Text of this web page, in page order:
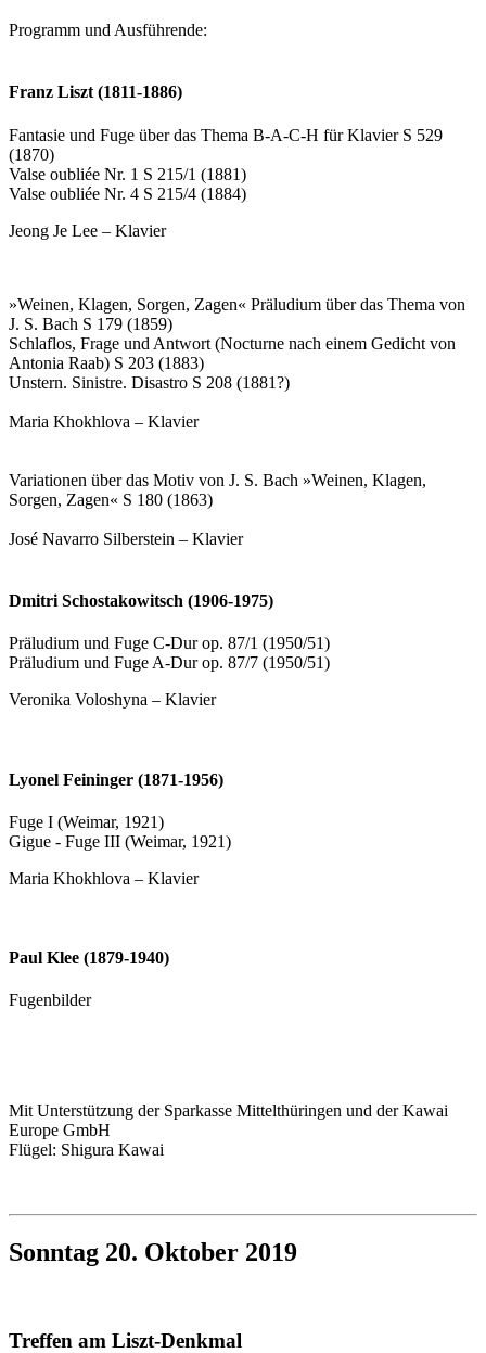
Programm und Ausführende:
Franz Liszt (1811-1886)
Fantasie und Fuge über das Thema B-A-C-H für Klavier S 529
(1870)
Valse oubliée Nr. 1 S 215/1 (1881)
Valse oubliée Nr. 4 S 215/4 (1884)
Jeong Je Lee – Klavier
»Weinen, Klagen, Sorgen, Zagen« Präludium über das Thema von
J. S. Bach S 179 (1859)
Schlaflos, Frage und Antwort (Nocturne nach einem Gedicht von
Antonia Raab) S 203 (1883)
Unstern. Sinistre. Disastro S 208 (1881?)
Maria Khokhlova – Klavier
Variationen über das Motiv von J. S. Bach »Weinen, Klagen,
Sorgen, Zagen« S 180 (1863)
José Navarro Silberstein – Klavier
Dmitri Schostakowitsch (1906-1975)
Präludium und Fuge C-Dur op. 87/1 (1950/51)
Präludium und Fuge A-Dur op. 87/7 (1950/51)
Veronika Voloshyna – Klavier
Lyonel Feininger (1871-1956)
Fuge I (Weimar, 1921)
Gigue - Fuge III (Weimar, 1921)
Maria Khokhlova – Klavier
Paul Klee (1879-1940)
Fugenbilder
Mit Unterstützung der Sparkasse Mittelthüringen und der Kawai
Europe GmbH
Flügel: Shigura Kawai
Sonntag 20. Oktober 2019
Treffen am Liszt-Denkmal